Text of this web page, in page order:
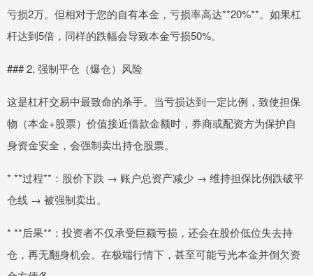
亏损2万。但相对于您的自有本金，亏损率高达**20%**。如果杠
杆达到5倍，同样的跌幅会导致本金亏损50%。
### 2. 强制平仓（爆仓）风险
这是杠杆交易中最致命的杀手。当亏损达到一定比例，致使担保
物（本金+股票）价值接近借款金额时，券商或配资方为保护自
身资金安全，会强制卖出持仓股票。
* **过程**：股价下跌 → 账户总资产减少 → 维持担保比例跌破平
仓线 → 被强制卖出。
* **后果**：投资者不仅承受巨额亏损，还会在股价低位失去持
仓，再无翻身机会。在极端行情下，甚至可能亏光本金并倒欠资